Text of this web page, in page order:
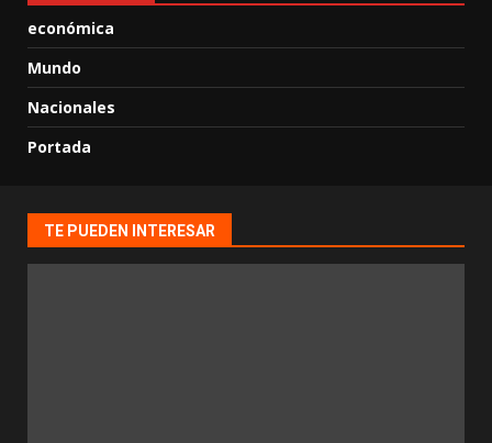
económica
Mundo
Nacionales
Portada
TE PUEDEN INTERESAR